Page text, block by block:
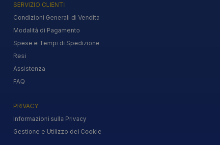
SERVIZIO CLIENTI
Condizioni Generali di Vendita
Modalità di Pagamento
Spese e Tempi di Spedizione
Resi
Assistenza
FAQ
PRIVACY
Informazioni sulla Privacy
Gestione e Utilizzo dei Cookie